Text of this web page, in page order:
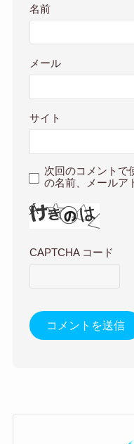
名前
メール
サイト
次回のコメントで
の名前、メールア
CAPTCHA コード